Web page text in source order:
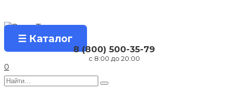
содержанию
☰ Каталог
8 (800) 500-35-79
с 8:00 до 20:00
0
Search
for: